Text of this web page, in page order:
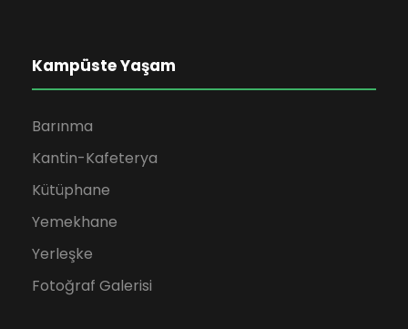
Kampüste Yaşam
Barınma
Kantin-Kafeterya
Kütüphane
Yemekhane
Yerleşke
Fotoğraf Galerisi